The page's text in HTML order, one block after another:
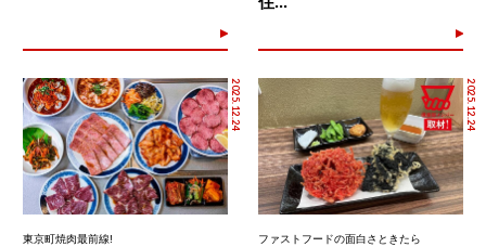
2025.12.24
東京町焼肉最前線!
2025.12.24
ファストフードの面白さときたら